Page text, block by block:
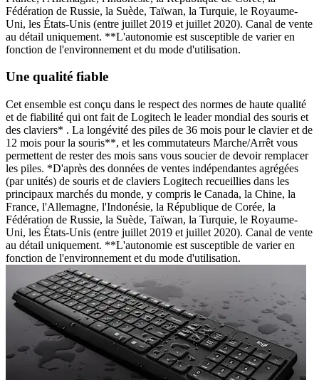
Fédération de Russie, la Suède, Taïwan, la Turquie, le Royaume-
Uni, les États-Unis (entre juillet 2019 et juillet 2020). Canal de vente
au détail uniquement. **L'autonomie est susceptible de varier en
fonction de l'environnement et du mode d'utilisation.
Une qualité fiable
Cet ensemble est conçu dans le respect des normes de haute qualité
et de fiabilité qui ont fait de Logitech le leader mondial des souris et
des claviers* . La longévité des piles de 36 mois pour le clavier et de
12 mois pour la souris**, et les commutateurs Marche/Arrêt vous
permettent de rester des mois sans vous soucier de devoir remplacer
les piles. *D'après des données de ventes indépendantes agrégées
(par unités) de souris et de claviers Logitech recueillies dans les
principaux marchés du monde, y compris le Canada, la Chine, la
France, l'Allemagne, l'Indonésie, la République de Corée, la
Fédération de Russie, la Suède, Taïwan, la Turquie, le Royaume-
Uni, les États-Unis (entre juillet 2019 et juillet 2020). Canal de vente
au détail uniquement. **L'autonomie est susceptible de varier en
fonction de l'environnement et du mode d'utilisation.